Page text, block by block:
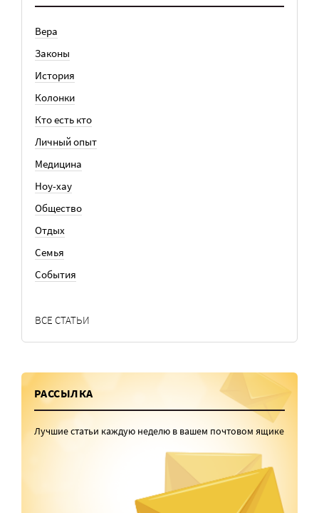
Вера
Законы
История
Колонки
Кто есть кто
Личный опыт
Медицина
Ноу-хау
Общество
Отдых
Семья
События
ВСЕ СТАТЬИ
РАССЫЛКА
Лучшие статьи каждую неделю в вашем почтовом ящике